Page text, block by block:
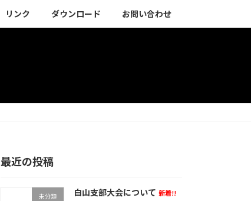
リンク ダウンロード お問い合わせ
最近の投稿
未分類 白山支部大会について 新着!!